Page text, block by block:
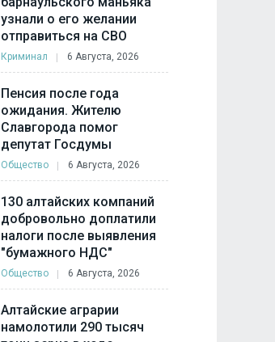
узнали о его желании
отправиться на СВО
Криминал 6 Августа, 2026
Пенсия после года
ожидания. Жителю
Славгорода помог
депутат Госдумы
Общество 6 Августа, 2026
130 алтайских компаний
добровольно доплатили
налоги после выявления
"бумажного НДС"
Общество 6 Августа, 2026
Алтайские аграрии
намолотили 290 тысяч